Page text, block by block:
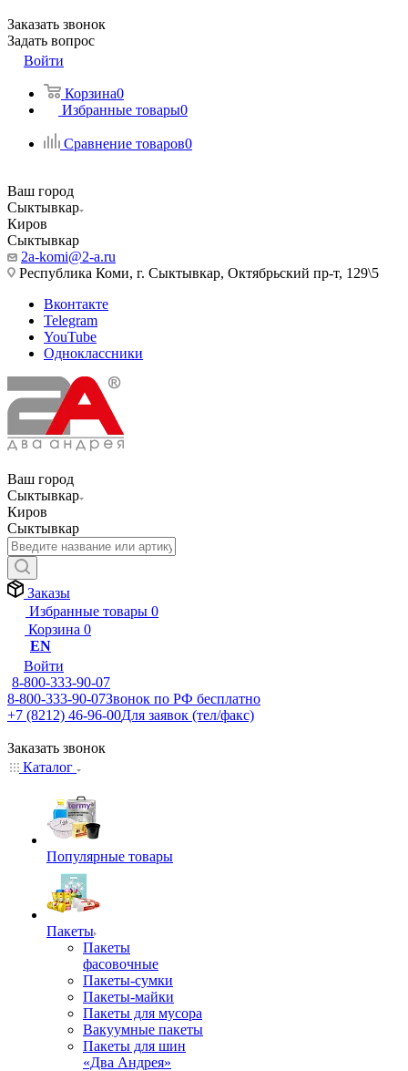
Заказать звонок
Задать вопрос
Войти
Корзина0
Избранные товары0
Сравнение товаров0
Ваш город
Сыктывкар
Киров
Сыктывкар
2a-komi@2-a.ru
Республика Коми, г. Сыктывкар, Октябрьский пр-т, 129\5
Вконтакте
Telegram
YouTube
Одноклассники
Ваш город
Сыктывкар
Киров
Сыктывкар
Заказы
Избранные товары 0
Корзина 0
EN
Войти
8-800-333-90-07
8-800-333-90-07Звонок по РФ бесплатно
+7 (8212) 46-96-00Для заявок (тел/факс)
Заказать звонок
Каталог
Популярные товары
Пакеты
Пакеты
фасовочные
Пакеты-сумки
Пакеты-майки
Пакеты для мусора
Вакуумные пакеты
Пакеты для шин
«Два Андрея»